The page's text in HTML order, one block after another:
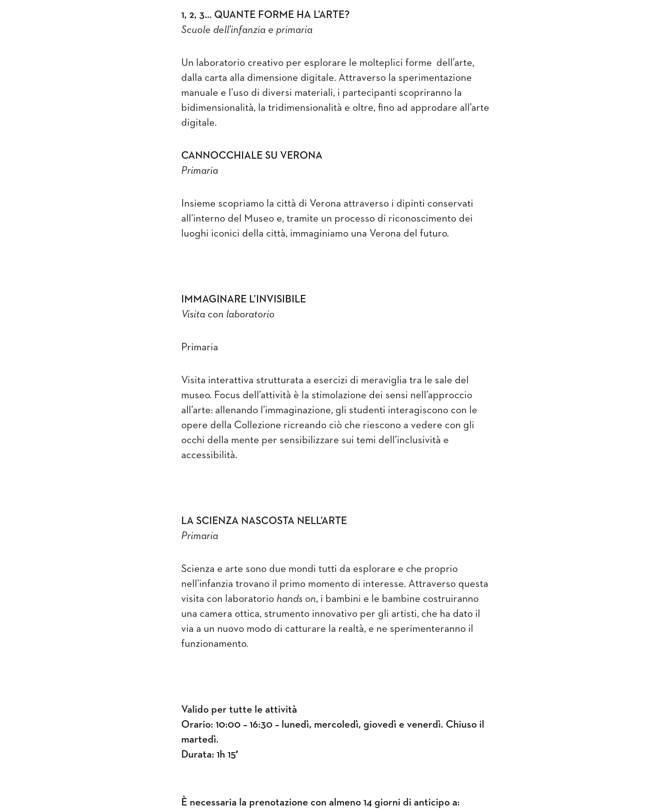
1, 2, 3… QUANTE FORME HA L’ARTE?
Scuole dell’infanzia e primaria
Un laboratorio creativo per esplorare le molteplici forme dell’arte,
dalla carta alla dimensione digitale. Attraverso la sperimentazione
manuale e l’uso di diversi materiali, i partecipanti scopriranno la
bidimensionalità, la tridimensionalità e oltre, fino ad approdare all’arte
digitale.
CANNOCCHIALE SU VERONA
Primaria
Insieme scopriamo la città di Verona attraverso i dipinti conservati
all’interno del Museo e, tramite un processo di riconoscimento dei
luoghi iconici della città, immaginiamo una Verona del futuro.
IMMAGINARE L’INVISIBILE
Visita con laboratorio
Primaria
Visita interattiva strutturata a esercizi di meraviglia tra le sale del
museo. Focus dell’attività è la stimolazione dei sensi nell’approccio
all’arte: allenando l’immaginazione, gli studenti interagiscono con le
opere della Collezione ricreando ciò che riescono a vedere con gli
occhi della mente per sensibilizzare sui temi dell’inclusività e
accessibilità.
LA SCIENZA NASCOSTA NELL’ARTE
Primaria
Scienza e arte sono due mondi tutti da esplorare e che proprio
nell’infanzia trovano il primo momento di interesse. Attraverso questa
visita con laboratorio hands on, i bambini e le bambine costruiranno
una camera ottica, strumento innovativo per gli artisti, che ha dato il
via a un nuovo modo di catturare la realtà, e ne sperimenteranno il
funzionamento.
Valido per tutte le attività
Orario: 10:00 – 16:30 – lunedì, mercoledì, giovedì e venerdì. Chiuso il
martedì.
Durata: 1h 15′
È necessaria la prenotazione con almeno 14 giorni di anticipo a: